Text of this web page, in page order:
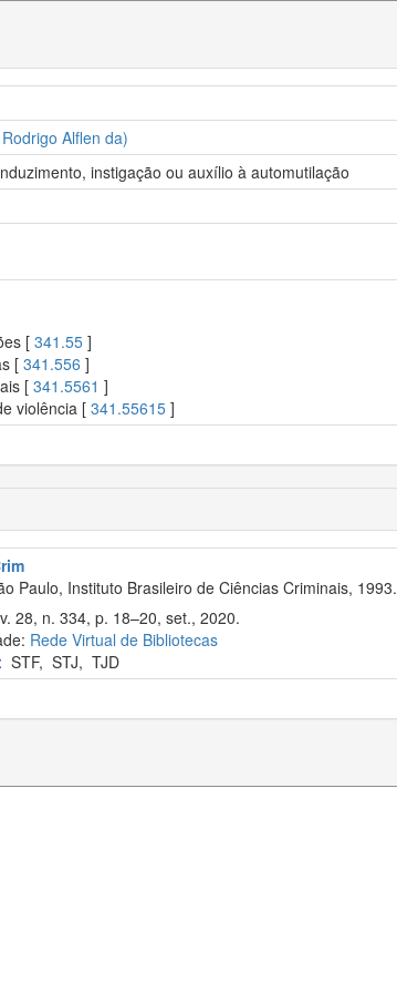
Alflen da)
instigação ou auxílio à automutilação
[341.55 ]
[ 341.556 ]
[341.5561 ]
violência [ 341.55615 ]
Paulo, Instituto Brasileiro de Ciências Criminais, 1993.
28, n. 334, p. 18–20, set., 2020.
Rede Virtual de Bibliotecas
STF, STJ, TJD